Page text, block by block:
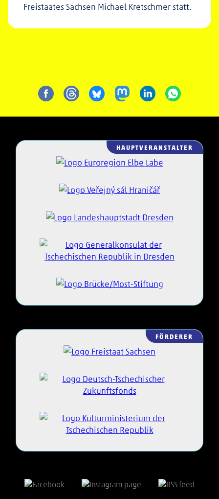
Freistaates Sachsen Michael Kretschmer statt.